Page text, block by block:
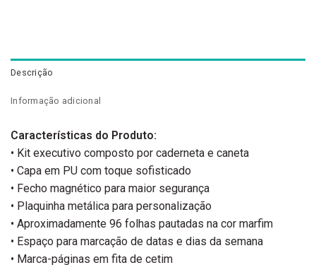
Descrição
Informação adicional
Características do Produto:
• Kit executivo composto por caderneta e caneta
• Capa em PU com toque sofisticado
• Fecho magnético para maior segurança
• Plaquinha metálica para personalização
• Aproximadamente 96 folhas pautadas na cor marfim
• Espaço para marcação de datas e dias da semana
• Marca-páginas em fita de cetim